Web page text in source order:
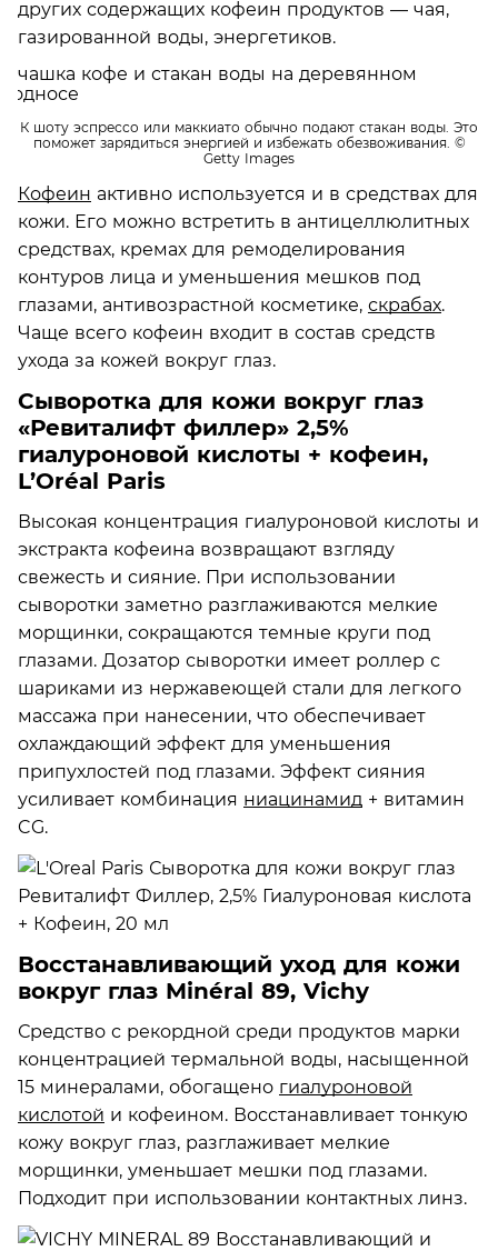
других содержащих кофеин продуктов — чая,
газированной воды, энергетиков.
К шоту эспрессо или маккиато обычно подают стакан воды. Это
поможет зарядиться энергией и избежать обезвоживания. ©
Getty Images
Кофеин активно используется и в средствах для
кожи. Его можно встретить в антицеллюлитных
средствах, кремах для ремоделирования
контуров лица и уменьшения мешков под
глазами, антивозрастной косметике, скрабах.
Чаще всего кофеин входит в состав средств
ухода за кожей вокруг глаз.
Сыворотка для кожи вокруг глаз
«Ревиталифт филлер» 2,5%
гиалуроновой кислоты + кофеин,
L’Oréal Paris
Высокая концентрация гиалуроновой кислоты и
экстракта кофеина возвращают взгляду
свежесть и сияние. При использовании
сыворотки заметно разглаживаются мелкие
морщинки, сокращаются темные круги под
глазами. Дозатор сыворотки имеет роллер с
шариками из нержавеющей стали для легкого
массажа при нанесении, что обеспечивает
охлаждающий эффект для уменьшения
припухлостей под глазами. Эффект сияния
усиливает комбинация ниацинамид + витамин
CG.
Восстанавливающий уход для кожи
вокруг глаз Minéral 89, Vichy
Средство с рекордной среди продуктов марки
концентрацией термальной воды, насыщенной
15 минералами, обогащено гиалуроновой
кислотой и кофеином. Восстанавливает тонкую
кожу вокруг глаз, разглаживает мелкие
морщинки, уменьшает мешки под глазами.
Подходит при использовании контактных линз.